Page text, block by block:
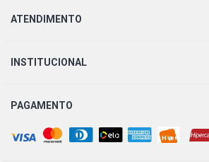
ATENDIMENTO
INSTITUCIONAL
PAGAMENTO